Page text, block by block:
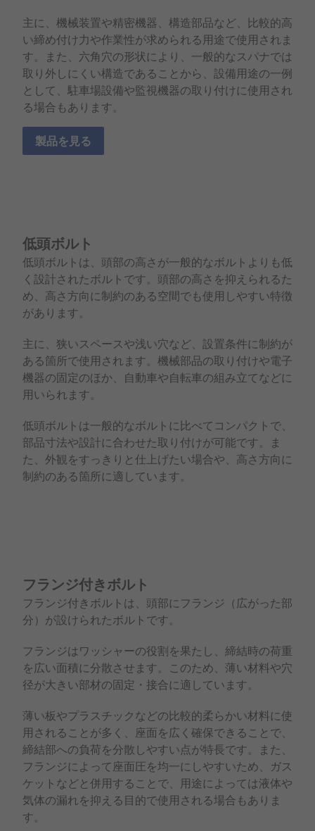
主に、機械装置や精密機器、構造部品など、比較的高
い締め付け力や作業性が求められる用途で使用されま
す。また、六角穴の形状により、一般的なスパナでは
取り外しにくい構造であることから、設備用途の一例
として、駐車場設備や監視機器の取り付けに使用され
る場合もあります。
製品を見る
低頭ボルト
低頭ボルトは、頭部の高さが一般的なボルトよりも低
く設計されたボルトです。頭部の高さを抑えられるた
め、高さ方向に制約のある空間でも使用しやすい特徴
があります。
主に、狭いスペースや浅い穴など、設置条件に制約が
ある箇所で使用されます。機械部品の取り付けや電子
機器の固定のほか、自動車や自転車の組み立てなどに
用いられます。
低頭ボルトは一般的なボルトに比べてコンパクトで、
部品寸法や設計に合わせた取り付けが可能です。ま
た、外観をすっきりと仕上げたい場合や、高さ方向に
制約のある箇所に適しています。
フランジ付きボルト
フランジ付きボルトは、頭部にフランジ（広がった部
分）が設けられたボルトです。
フランジはワッシャーの役割を果たし、締結時の荷重
を広い面積に分散させます。このため、薄い材料や穴
径が大きい部材の固定・接合に適しています。
薄い板やプラスチックなどの比較的柔らかい材料に使
用されることが多く、座面を広く確保できることで、
締結部への負荷を分散しやすい点が特長です。また、
フランジによって座面圧を均一にしやすいため、ガス
ケットなどと併用することで、用途によっては液体や
気体の漏れを抑える目的で使用される場合もありま
す。